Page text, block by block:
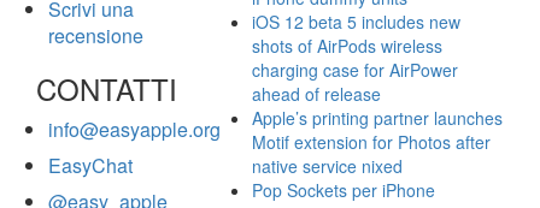
Scrivi una
recensione
CONTATTI
info@easyapple.org
EasyChat
@easy_apple
iOS 12 beta 5 includes new
shots of AirPods wireless
charging case for AirPower
ahead of release
Apple’s printing partner launches
Motif extension for Photos after
native service nixed
Pop Sockets per iPhone